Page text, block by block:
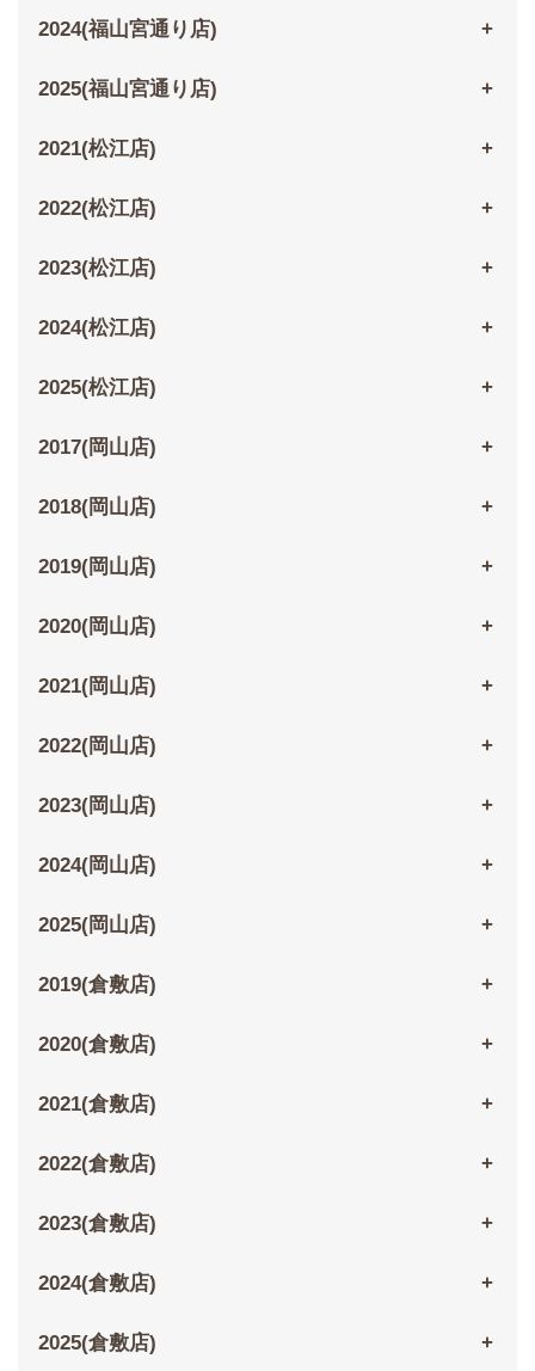
2024(福山宮通り店)
2025(福山宮通り店)
2021(松江店)
2022(松江店)
2023(松江店)
2024(松江店)
2025(松江店)
2017(岡山店)
2018(岡山店)
2019(岡山店)
2020(岡山店)
2021(岡山店)
2022(岡山店)
2023(岡山店)
2024(岡山店)
2025(岡山店)
2019(倉敷店)
2020(倉敷店)
2021(倉敷店)
2022(倉敷店)
2023(倉敷店)
2024(倉敷店)
2025(倉敷店)